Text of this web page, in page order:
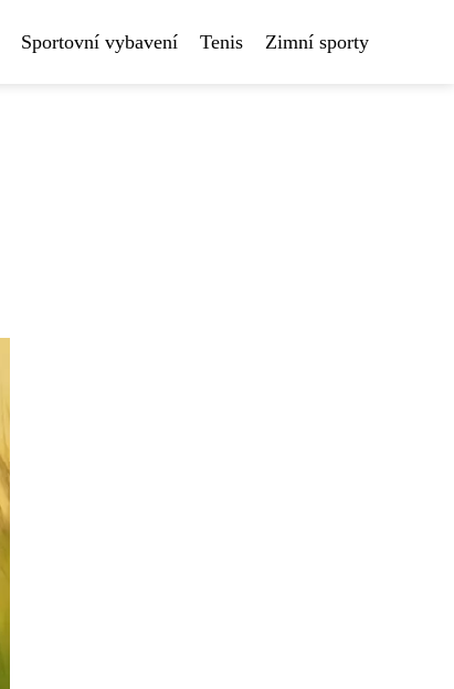
Sportovní vybavení Tenis Zimní sporty